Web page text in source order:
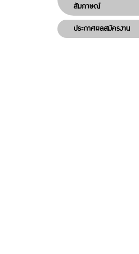
สัมภาษณ์
ประกาศผลสมัครงาน